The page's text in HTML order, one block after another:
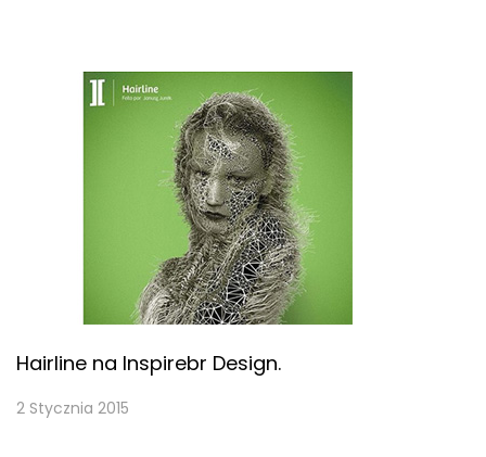
Hairline na Inspirebr Design.
2 Stycznia 2015